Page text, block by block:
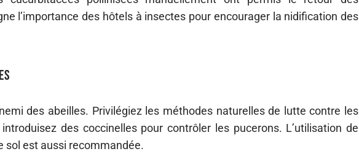
l’importance des hôtels à insectes pour encourager la nidification des
des abeilles. Privilégiez les méthodes naturelles de lutte contre les
des coccinelles pour contrôler les pucerons. L’utilisation de
sol est aussi recommandée.